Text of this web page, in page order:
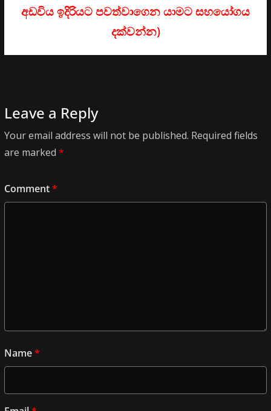
අඩවිය ඉදිරියට පවත්වාගෙන යාමට සහයෝගය
දක්වන්න)
Leave a Reply
Your email address will not be published. Required fields
are marked *
Comment*
Name*